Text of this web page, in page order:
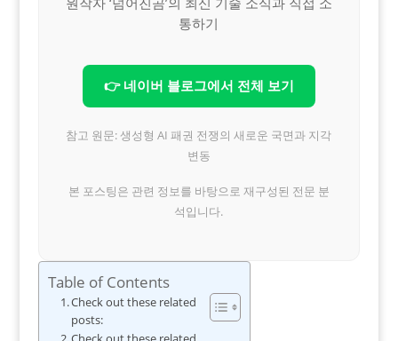
통하기
👉 네이버 블로그에서 전체 보기
참고 원문: 생성형 AI 패권 전쟁의 새로운 국면과 지각
변동
본 포스팅은 관련 정보를 바탕으로 재구성된 전문 분
석입니다.
Table of Contents
Check out these related
posts: